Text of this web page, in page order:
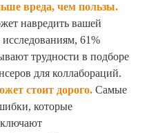
вреда, чем пользы.
навредить вашей
61%
трудности в подборе
для коллабораций.
стоит дорого. Самые
которые